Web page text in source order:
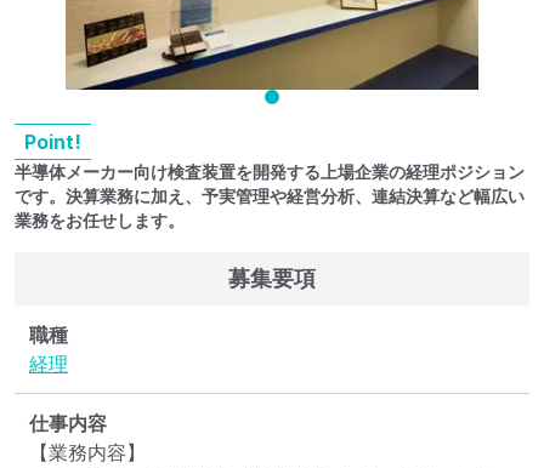
Point!
半導体メーカー向け検査装置を開発する上場企業の経理ポジション
です。決算業務に加え、予実管理や経営分析、連結決算など幅広い
業務をお任せします。
募集要項
職種
経理
仕事内容
【業務内容】